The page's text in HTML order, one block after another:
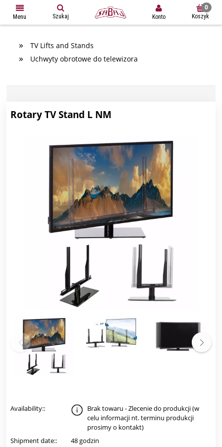
Menu Szukaj Konto Koszyk
» TV Lifts and Stands
» Uchwyty obrotowe do telewizora
Rotary TV Stand L NM
Availability::
Brak towaru - Zlecenie do produkcji (w
celu informacji nt. terminu produkcji
prosimy o kontakt)
Shipment date::
48 godzin